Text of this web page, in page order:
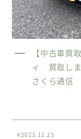
【中古車
ィ 買取し
さくら通
#2023.11.23